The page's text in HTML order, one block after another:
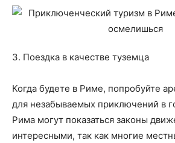
3. Поездка в качестве туземца
Когда будете в Риме, попробуйте
для незабываемых приключений в
Рима могут показаться законы
интересными, так как многие